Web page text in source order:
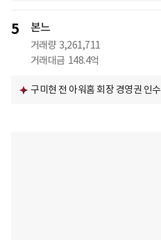
5 본느
거래량 3,261,711
거래대금 148.4억
구미현 전 아워홈 회장 경영권 인수